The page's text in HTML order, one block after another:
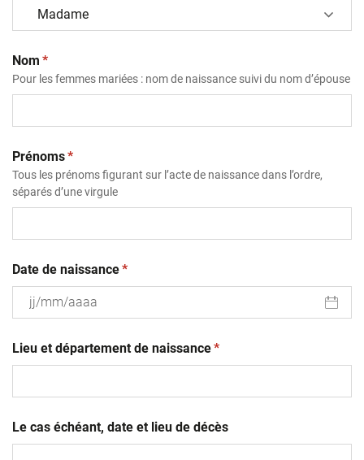
Nom (obligatoire)
*
Pour les femmes mariées : nom de naissance suivi du nom d’épouse
Prénoms(obligatoire)
*
Tous les prénoms figurant sur l’acte de naissance dans l’ordre,
séparés d’une virgule
Date de naissance(obligatoire)
*
slash
MM
Lieu et département de naissance(obligatoire)
*
Le cas échéant, date et lieu de décès